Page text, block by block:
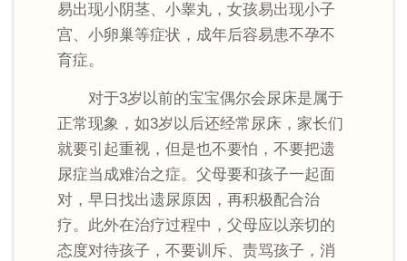
易出现小阴茎、小睾丸，女孩易出现小子
宫、小卵巢等症状，成年后容易患不孕不
育症。
对于3岁以前的宝宝偶尔会尿床是属于
正常现象，如3岁以后还经常尿床，家长们
就要引起重视，但是也不要怕，不要把遗
尿症当成难治之症。父母要和孩子一起面
对，早日找出遗尿原因，再积极配合治
疗。此外在治疗过程中，父母应以亲切的
态度对待孩子，不要训斥、责骂孩子，消